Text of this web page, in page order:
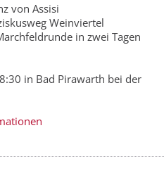
von Assisi
Weinviertel
in zwei Tagen
in Bad Pirawarth bei der